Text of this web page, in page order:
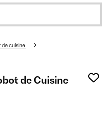
de cuisine
de Cuisine